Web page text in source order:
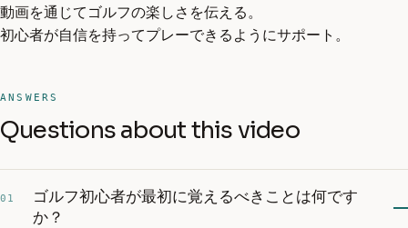
動画を通じてゴルフの楽しさを伝える。
初心者が自信を持ってプレーできるようにサポート。
ANSWERS
Questions about this video
01
ゴルフ初心者が最初に覚えるべきことは何です
か？